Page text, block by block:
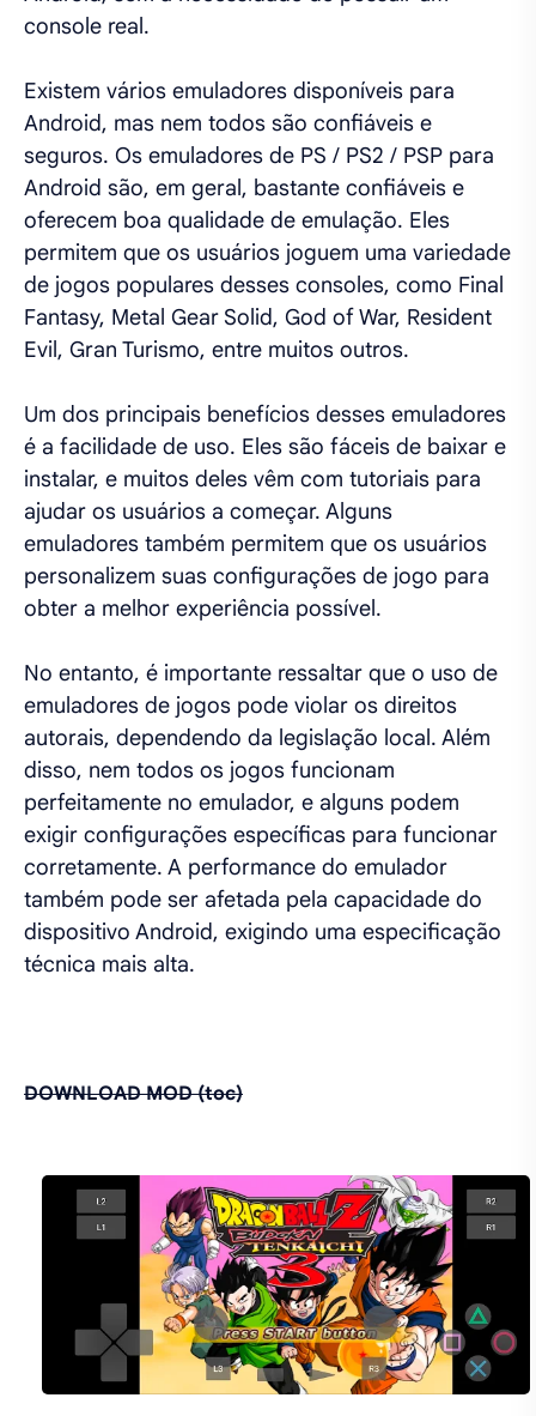
console real.
Existem vários emuladores disponíveis para
Android, mas nem todos são confiáveis e
seguros. Os emuladores de PS / PS2 / PSP para
Android são, em geral, bastante confiáveis e
oferecem boa qualidade de emulação. Eles
permitem que os usuários joguem uma variedade
de jogos populares desses consoles, como Final
Fantasy, Metal Gear Solid, God of War, Resident
Evil, Gran Turismo, entre muitos outros.
Um dos principais benefícios desses emuladores
é a facilidade de uso. Eles são fáceis de baixar e
instalar, e muitos deles vêm com tutoriais para
ajudar os usuários a começar. Alguns
emuladores também permitem que os usuários
personalizem suas configurações de jogo para
obter a melhor experiência possível.
No entanto, é importante ressaltar que o uso de
emuladores de jogos pode violar os direitos
autorais, dependendo da legislação local. Além
disso, nem todos os jogos funcionam
perfeitamente no emulador, e alguns podem
exigir configurações específicas para funcionar
corretamente. A performance do emulador
também pode ser afetada pela capacidade do
dispositivo Android, exigindo uma especificação
técnica mais alta.
DOWNLOAD MOD (toc)